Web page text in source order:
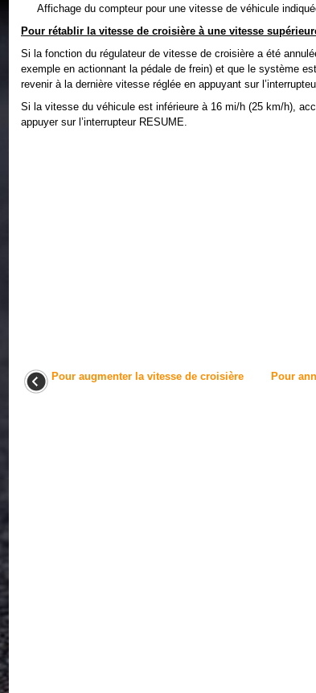
Affichage du compteur pour une vitesse de véhicule
Pour rétablir la vitesse de croisière à une vitesse
Si la fonction du régulateur de vitesse de croisière a été
exemple en actionnant la pédale de frein) et que le système
revenir à la dernière vitesse réglée en appuyant sur
Si la vitesse du véhicule est inférieure à 16 mi/h (25 km/h),
appuyer sur l’interrupteur RESUME.
Pour augmenter la vitesse de croisière Pour